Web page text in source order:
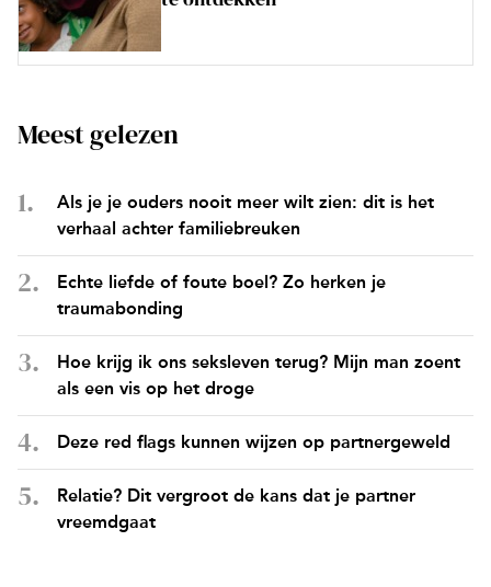
Meest gelezen
Als je je ouders nooit meer wilt zien: dit is het
verhaal achter familiebreuken
Echte liefde of foute boel? Zo herken je
traumabonding
Hoe krijg ik ons seksleven terug? Mijn man zoent
als een vis op het droge
Deze red flags kunnen wijzen op partnergeweld
Relatie? Dit vergroot de kans dat je partner
vreemdgaat